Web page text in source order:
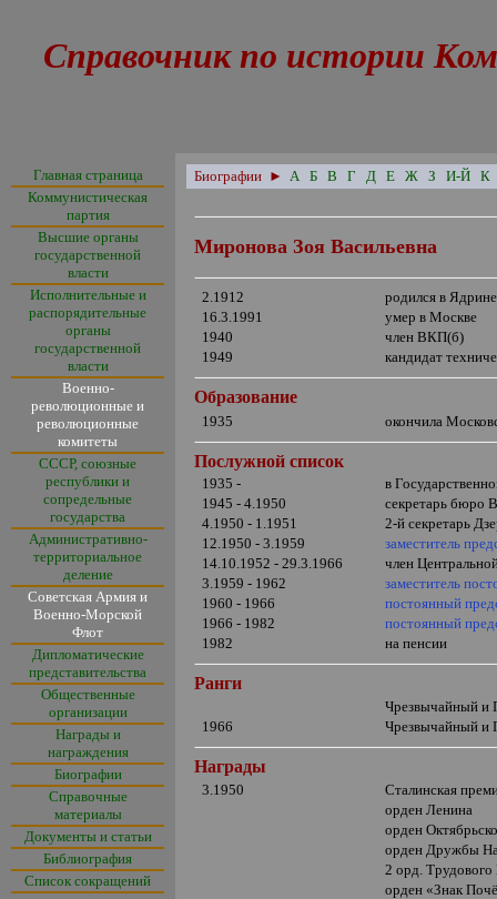
Справочник по истории
Главная страница
Коммунистическая
партия
Высшие органы
государственной
власти
Исполнительные и
распорядительные
органы
государственной
власти
Военно-
революционные и
революционные
комитеты
СССР, союзные
республики и
сопредельные
государства
Административно-
территориальное
деление
Советская Армия и
Военно-Морской
Флот
Дипломатические
представительства
Общественные
организации
Награды и
награждения
Биографии
Справочные
материалы
Документы и статьи
Библиография
Список сокращений
Биографии ► А Б В Г Д Е Ж З И-Й К
Миронова Зоя Васильевна
2.1912
родился в
16.3.1991
умер в Москве
1940
член ВКП(б)
1949
кандидат
Образование
1935 окончила
Послужной список
1935 - в
1945 - 4.1950
секретарь бюро
4.1950 - 1.1951
2-й секретарь
12.1950 - 3.1959
заместитель
14.10.1952 - 29.3.1966
член
3.1959 - 1962
заместитель
1960 - 1966
постоянный
1966 - 1982
постоянный
1982
на пенсии
Ранги
Чрезвычайный и
1966
Чрезвычайный и
Награды
3.1950
Сталинская
орден Ленина
орден
орден Дружбы
2 орд.
орден«Знак